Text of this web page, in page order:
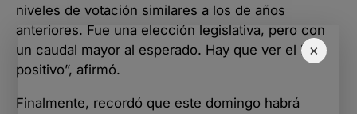
×
niveles de votación similares a los de años
anteriores. Fue una elección legislativa, pero con
un caudal mayor al esperado. Hay que ver el lado
positivo”, afirmó.
Finalmente, recordó que este domingo habrá